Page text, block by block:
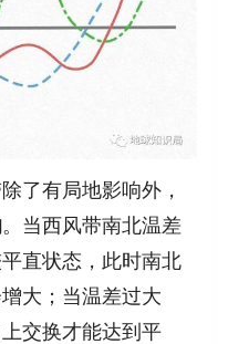
了有局地影响外，
。当西风带南北温差
直状态，此时南北
大；当温差过大
交换才能达到平